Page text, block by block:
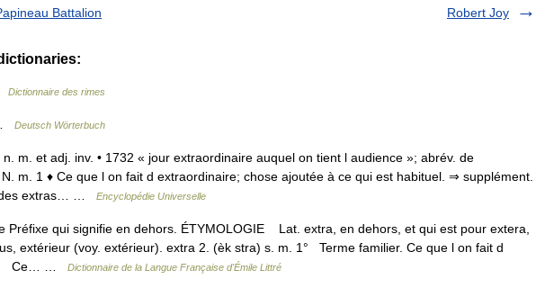
Battalion Robert Joy
Dictionnaire des rimes
Deutsch Wörterbuch
m. et adj. inv. • 1732 « jour extraordinaire auquel on tient l audience »; abrév. de
m. 1 ♦ Ce que l on fait d extraordinaire; chose ajoutée à ce qui est habituel. ⇒ supplément.
des extras… …
Encyclopédie Universelle
Préfixe qui signifie en dehors. ÉTYMOLOGIE Lat. extra, en dehors, et qui est pour extera,
extérieur (voy. extérieur). extra 2. (èk stra) s. m. 1° Terme familier. Ce que l on fait d
Ce… …
Dictionnaire de la Langue Française d'Émile Littré